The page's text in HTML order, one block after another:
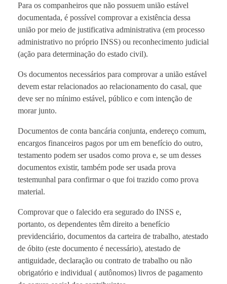
Para os companheiros que não possuem união estável
documentada, é possível comprovar a existência dessa
união por meio de justificativa administrativa (em processo
administrativo no próprio INSS) ou reconhecimento judicial
(ação para determinação do estado civil).
Os documentos necessários para comprovar a união estável
devem estar relacionados ao relacionamento do casal, que
deve ser no mínimo estável, público e com intenção de
morar junto.
Documentos de conta bancária conjunta, endereço comum,
encargos financeiros pagos por um em benefício do outro,
testamento podem ser usados ​​como prova e, se um desses
documentos existir, também pode ser usada prova
testemunhal para confirmar o que foi trazido como prova
material.
Comprovar que o falecido era segurado do INSS e,
portanto, os dependentes têm direito a benefício
previdenciário, documentos da carteira de trabalho, atestado
de óbito (este documento é necessário), atestado de
antiguidade, declaração ou contrato de trabalho ou não
obrigatório e individual ( autônomos) livros de pagamento